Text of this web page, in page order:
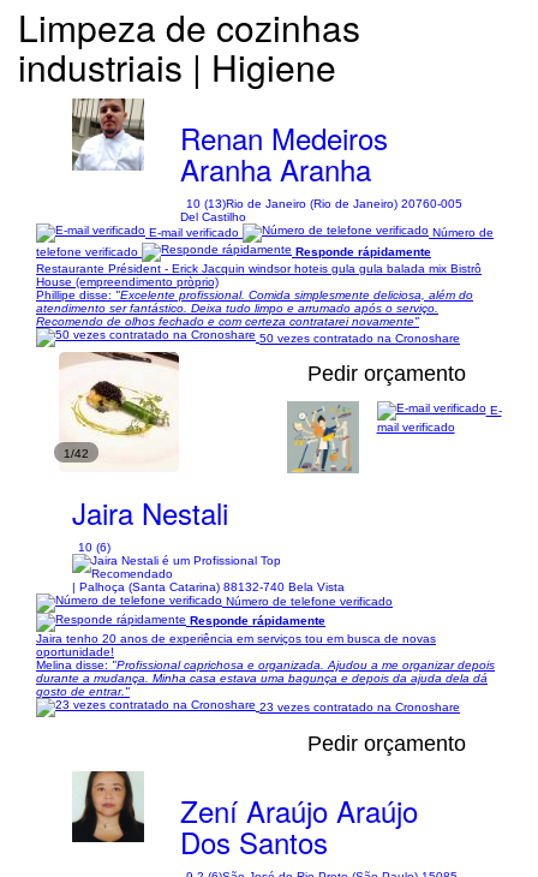
Limpeza de cozinhas
industriais | Higiene
Renan Medeiros
Aranha Aranha
10 (13)Rio de Janeiro (Rio de Janeiro) 20760-005
Del Castilho
E-mail verificado
Número de
telefone verificado
Responde rápidamente
Restaurante Président - Erick Jacquin windsor hoteis gula gula balada mix Bistrô
House (empreendimento pròprio)
Phillipe disse: "Excelente profissional. Comida simplesmente deliciosa, além do
atendimento ser fantástico. Deixa tudo limpo e arrumado após o serviço.
Recomendo de olhos fechado e com certeza contratarei novamente"
50 vezes contratado na Cronoshare
1/42
Pedir orçamento
Jaira Nestali
10 (6)
| Palhoça (Santa Catarina) 88132-740 Bela Vista
E-
mail verificado
Número de telefone verificado
Responde rápidamente
Jaira tenho 20 anos de experiência em serviços tou em busca de novas​
oportunidade!
Melina disse: "Profissional caprichosa e organizada. Ajudou a me organizar depois
durante a mudança. Minha casa estava uma bagunça e depois da ajuda dela dá
gosto de entrar."
23 vezes contratado na Cronoshare
Pedir orçamento
Zení Araújo Araújo
Dos Santos